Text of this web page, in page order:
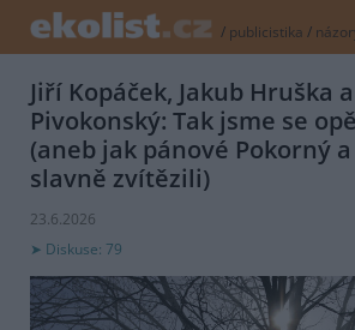
/ publicistika /
Jiří Kopáček, Jakub Hruška
Pivokonský: Tak jsme se
(aneb jak pánové Pokorný
slavně zvítězili)
23.6.2026
Diskuse: 79